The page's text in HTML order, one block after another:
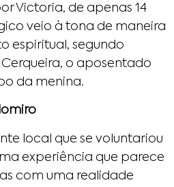
Victoria, de apenas 14
veio à tona de maneira
espiritual, segundo
o aposentado
da menina.
local que se voluntariou
experiência que parece
com uma realidade